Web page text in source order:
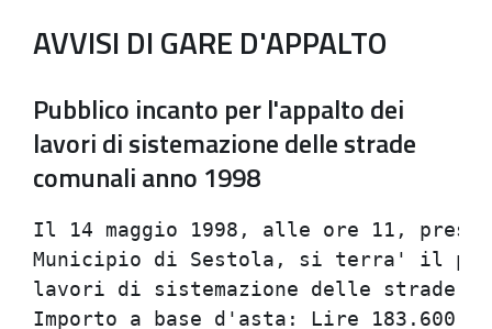
AVVISI DI GARE D'APPALTO
Pubblico incanto per l'appalto dei
lavori di sistemazione delle strade
comunali anno 1998
Il 14 maggio 1998, alle ore
Municipio di Sestola, si terra'
lavori di sistemazione
Importo a base